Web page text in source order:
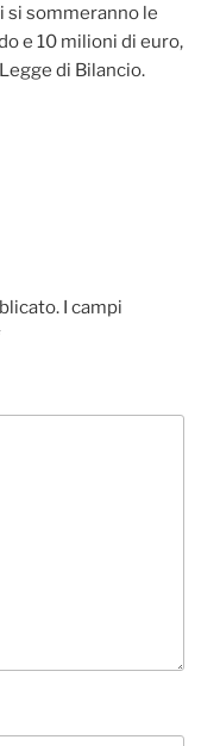
si sommeranno le
e 10 milioni di euro,
di Bilancio.
I campi